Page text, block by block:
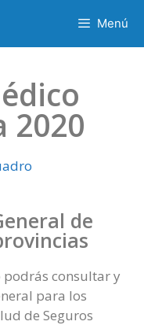
Menú
2020
de
podrás consultar y
para los
de Seguros